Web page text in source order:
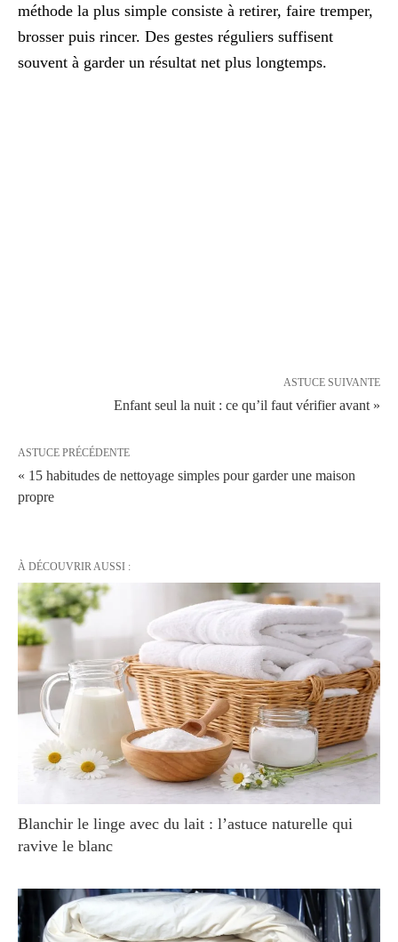
méthode la plus simple consiste à retirer, faire tremper,
brosser puis rincer. Des gestes réguliers suffisent
souvent à garder un résultat net plus longtemps.
ASTUCE SUIVANTE
Enfant seul la nuit : ce qu’il faut vérifier avant »
ASTUCE PRÉCÉDENTE
« 15 habitudes de nettoyage simples pour garder une maison
propre
À DÉCOUVRIR AUSSI :
Blanchir le linge avec du lait : l’astuce naturelle qui
ravive le blanc